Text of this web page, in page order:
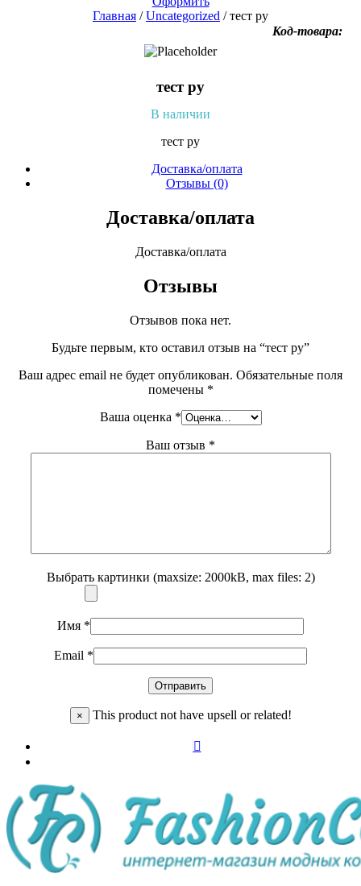
Главная /Uncategorized / тест ру
Код-товара:
тест ру
В наличии
тест ру
Доставка/оплата
Отзывы (0)
Доставка/оплата
Доставка/оплата
Отзывы
Отзывов пока нет.
Будьте первым, кто оставил отзыв на “тест ру”
Ваш адрес email не будет опубликован. Обязательные поля
помечены *
Ваша оценка *
Ваш отзыв *
Выбрать картинки (maxsize: 2000kB, max files: 2)
Имя *
Email *
× This product not have upsell or related!